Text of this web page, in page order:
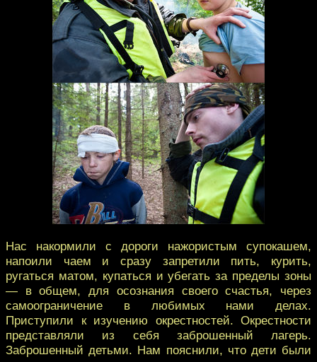
Нас накормили с дороги нажористым супокашем,
напоили чаем и сразу запретили пить, курить,
ругаться матом, купаться и убегать за пределы зоны
— в общем, для осознания своего счастья, через
самоограничение в любимых нами делах.
Приступили к изучению окрестностей. Окрестности
представляли из себя заброшенный лагерь.
Заброшенный детьми. Нам пояснили, что дети были